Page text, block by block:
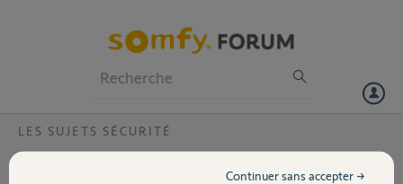
Volet
LES SUJETS SÉCURITÉ
Continuer sans accepter →